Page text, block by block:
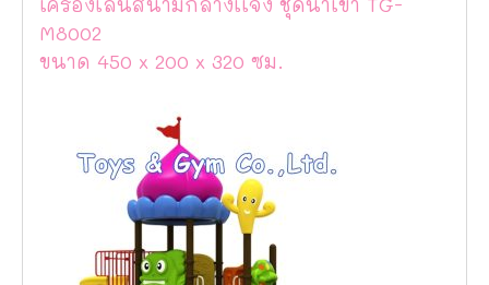
M8002
ขนาด 450 x 200 x 320 ซม.